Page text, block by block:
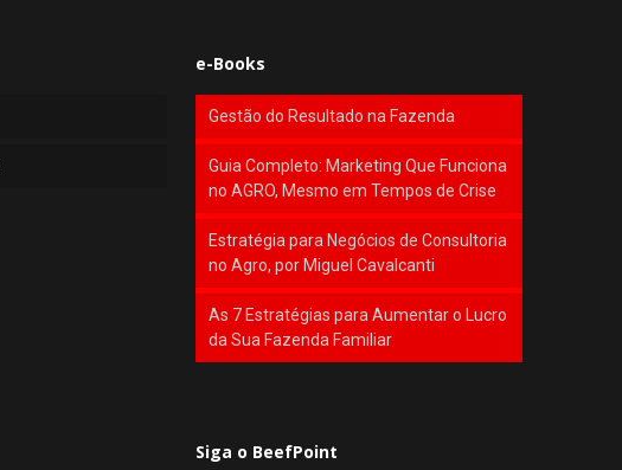
e-Books
Gestão do Resultado na Fazenda
Guia Completo: Marketing Que Funciona
no AGRO, Mesmo em Tempos de Crise
Estratégia para Negócios de Consultoria
no Agro, por Miguel Cavalcanti
As 7 Estratégias para Aumentar o Lucro
da Sua Fazenda Familiar
Siga o BeefPoint